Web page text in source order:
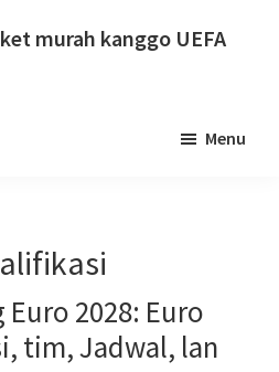
murah kanggo UEFA
Menu
Euro 2028: Euro
tim, Jadwal, lan